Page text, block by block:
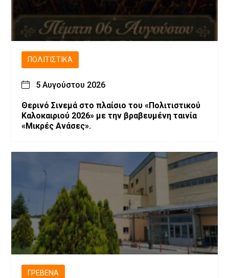
ΠΟΛΙΤΙΣΤΙΚΆ
5 Αυγούστου 2026
Θερινό Σινεμά στο πλαίσιο του «Πολιτιστικού
Καλοκαιριού 2026» με την βραβευμένη ταινία
«Μικρές Ανάσες».
ΓΡΕΒΕΝΆ